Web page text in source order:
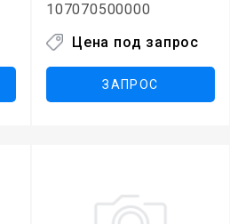
107070500000
Цена под запрос
ЗАПРОС